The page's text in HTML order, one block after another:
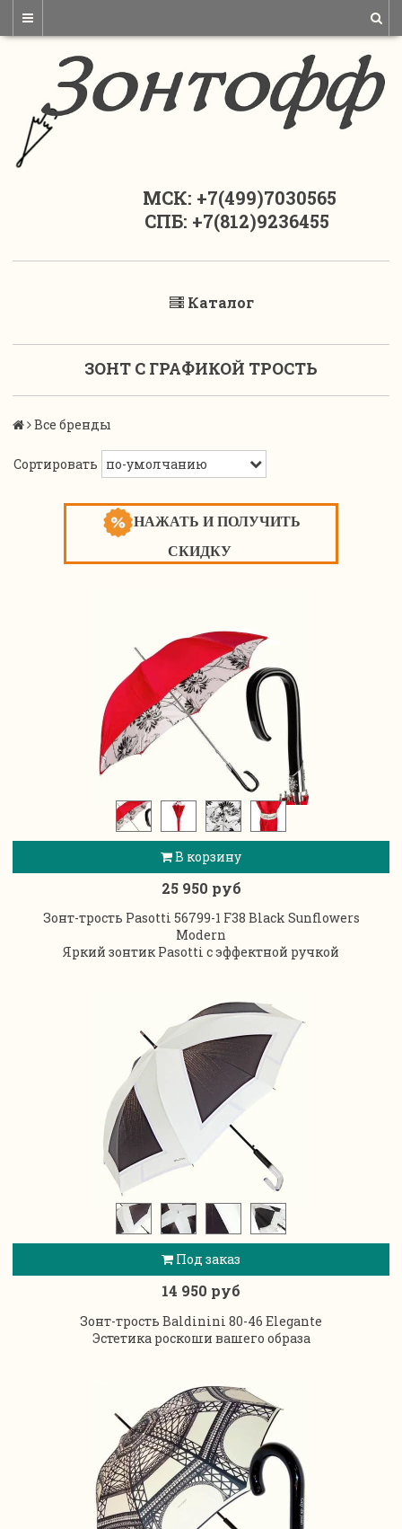
МСК: +7(499)7030565
СПБ: +7(812)9236455
Каталог
ЗОНТ С ГРАФИКОЙ ТРОСТЬ
Все бренды
Сортировать
НАЖАТЬ И ПОЛУЧИТЬ
СКИДКУ
В корзину
25 950 руб
Зонт-трость Pasotti 56799-1 F38 Black Sunflowers
Modern
Яркий зонтик Pasotti с эффектной ручкой
Под заказ
14 950 руб
Зонт-трость Baldinini 80-46 Elegante
Эстетика роскоши вашего образа